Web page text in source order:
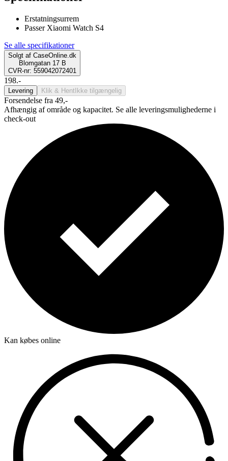
Erstatningsurrem
Passer Xiaomi Watch S4
Se alle specifikationer
Solgt af CaseOnline.dk
Blomgatan 17 B
CVR-nr: 559042072401
198.-
Levering Klik & Hent Ikke tilgængelig
Forsendelse fra 49,-
Afhængig af område og kapacitet. Se alle leveringsmulighederne i
check-out
Kan købes online